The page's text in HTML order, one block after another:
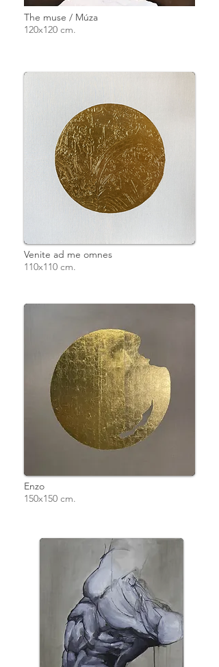
The muse / Múza
120x120 cm.
Venite ad me omnes
110x110 cm.
Enzo
150x150 cm.